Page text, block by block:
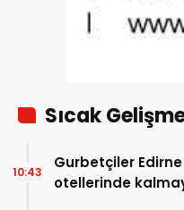
Sıcak
Gurbetçiler
otellerinde
10:43